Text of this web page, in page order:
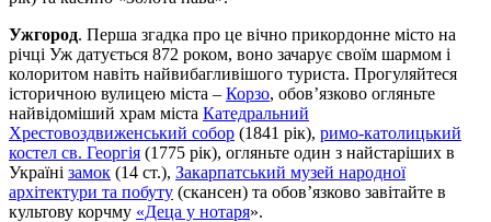
Ужгород. Перша згадка про це вічно прикордонне місто на
річці Уж датується 872 роком, воно зачарує своїм шармом і
колоритом навіть найвибагливішого туриста. Прогуляйтеся
історичною вулицею міста – Корзо, обов’язково огляньте
найвідоміший храм міста Катедральний
Хрестовоздвиженський собор (1841 рік), римо-католицький
костел св. Георгія (1775 рік), огляньте один з найстаріших в
Україні замок (14 ст.), Закарпатський музей народної
архітектури та побуту (скансен) та обов’язково завітайте в
культову корчму «Деца у нотаря».